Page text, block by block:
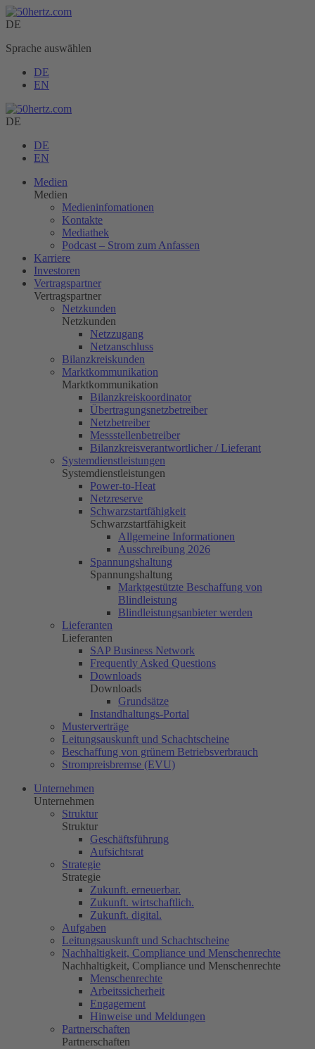
DE
Sprache auswählen
DE
EN
DE
DE
EN
Medien
Medien
Medieninfomationen
Kontakte
Mediathek
Podcast – Strom zum Anfassen
Karriere
Investoren
Vertragspartner
Vertragspartner
Netzkunden
Netzkunden
Netzzugang
Netzanschluss
Bilanzkreiskunden
Marktkommunikation
Marktkommunikation
Bilanzkreiskoordinator
Übertragungsnetzbetreiber
Netzbetreiber
Messstellenbetreiber
Bilanzkreisverantwortlicher / Lieferant
Systemdienstleistungen
Systemdienstleistungen
Power-to-Heat
Netzreserve
Schwarzstartfähigkeit
Schwarzstartfähigkeit
Allgemeine Informationen
Ausschreibung 2026
Spannungshaltung
Spannungshaltung
Marktgestützte Beschaffung von
Blindleistung
Blindleistungsanbieter werden
Lieferanten
Lieferanten
SAP Business Network
Frequently Asked Questions
Downloads
Downloads
Grundsätze
Instandhaltungs-Portal
Musterverträge
Leitungsauskunft und Schachtscheine
Beschaffung von grünem Betriebsverbrauch
Strompreisbremse (EVU)
Unternehmen
Unternehmen
Struktur
Struktur
Geschäftsführung
Aufsichtsrat
Strategie
Strategie
Zukunft. erneuerbar.
Zukunft. wirtschaftlich.
Zukunft. digital.
Aufgaben
Leitungsauskunft und Schachtscheine
Nachhaltigkeit, Compliance und Menschenrechte
Nachhaltigkeit, Compliance und Menschenrechte
Menschenrechte
Arbeitssicherheit
Engagement
Hinweise und Meldungen
Partnerschaften
Partnerschaften